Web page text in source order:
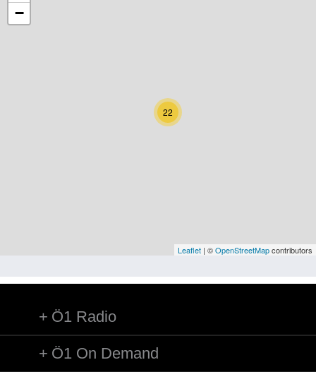
Niederösterreich
Oberösterreich
Vorarlberg
Natur und Landwirtschaft
22
−
Leaflet | ©OpenStreetMapcontributors
Ö1 Radio
Ö1 On Demand